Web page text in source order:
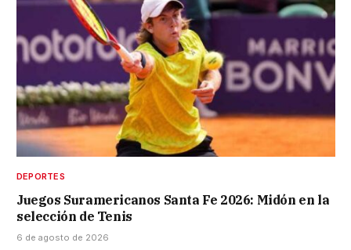
DEPORTES
Juegos Suramericanos Santa Fe 2026: Midón en la
selección de Tenis
6 de agosto de 2026